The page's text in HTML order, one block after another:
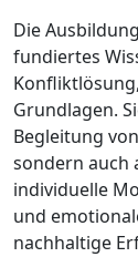
Die
fundiertes
Grundlagen.
Begleitung
sondern auch
individuelle
und
nachhaltige